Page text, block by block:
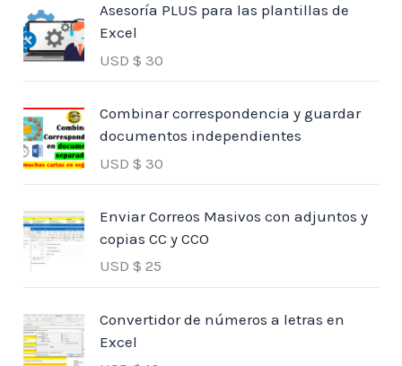
Asesoría PLUS para las plantillas de
Excel
USD $ 30
Combinar correspondencia y guardar
documentos independientes
USD $ 30
Enviar Correos Masivos con adjuntos y
copias CC y CCO
USD $ 25
Convertidor de números a letras en
Excel